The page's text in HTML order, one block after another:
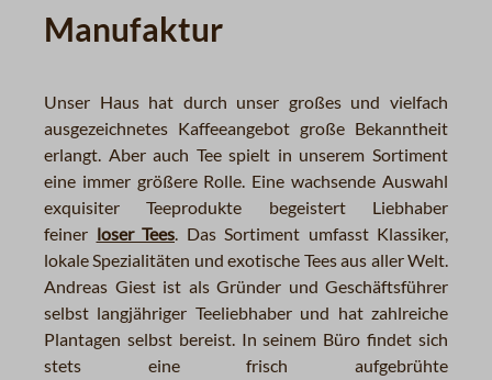
Manufaktur
Unser Haus hat durch unser großes und vielfach
ausgezeichnetes Kaffeeangebot große Bekanntheit
erlangt. Aber auch Tee spielt in unserem Sortiment
eine immer größere Rolle. Eine wachsende Auswahl
exquisiter Teeprodukte begeistert Liebhaber
feiner loser Tees. Das Sortiment umfasst Klassiker,
lokale Spezialitäten und exotische Tees aus aller Welt.
Andreas Giest ist als Gründer und Geschäftsführer
selbst langjähriger Teeliebhaber und hat zahlreiche
Plantagen selbst bereist. In seinem Büro findet sich
stets eine frisch aufgebrühte